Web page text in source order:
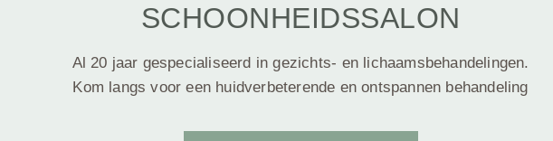
SCHOONHEIDSSALON
Al 20 jaar gespecialiseerd in gezichts- en lichaamsbehandelingen.
Kom langs voor een huidverbeterende en ontspannen behandeling